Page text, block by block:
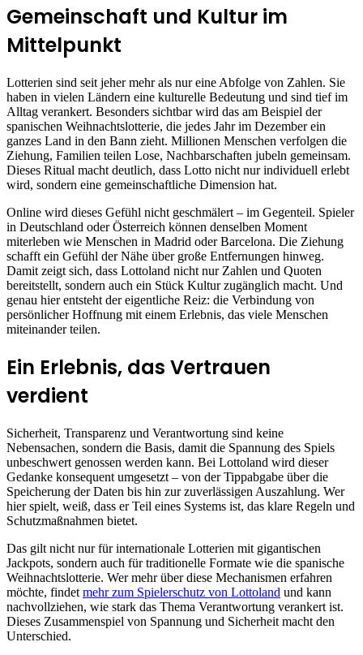
Gemeinschaft und Kultur im
Mittelpunkt
Lotterien sind seit jeher mehr als nur eine Abfolge von Zahlen. Sie
haben in vielen Ländern eine kulturelle Bedeutung und sind tief im
Alltag verankert. Besonders sichtbar wird das am Beispiel der
spanischen Weihnachtslotterie, die jedes Jahr im Dezember ein
ganzes Land in den Bann zieht. Millionen Menschen verfolgen die
Ziehung, Familien teilen Lose, Nachbarschaften jubeln gemeinsam.
Dieses Ritual macht deutlich, dass Lotto nicht nur individuell erlebt
wird, sondern eine gemeinschaftliche Dimension hat.
Online wird dieses Gefühl nicht geschmälert – im Gegenteil. Spieler
in Deutschland oder Österreich können denselben Moment
miterleben wie Menschen in Madrid oder Barcelona. Die Ziehung
schafft ein Gefühl der Nähe über große Entfernungen hinweg.
Damit zeigt sich, dass Lottoland nicht nur Zahlen und Quoten
bereitstellt, sondern auch ein Stück Kultur zugänglich macht. Und
genau hier entsteht der eigentliche Reiz: die Verbindung von
persönlicher Hoffnung mit einem Erlebnis, das viele Menschen
miteinander teilen.
Ein Erlebnis, das Vertrauen
verdient
Sicherheit, Transparenz und Verantwortung sind keine
Nebensachen, sondern die Basis, damit die Spannung des Spiels
unbeschwert genossen werden kann. Bei Lottoland wird dieser
Gedanke konsequent umgesetzt – von der Tippabgabe über die
Speicherung der Daten bis hin zur zuverlässigen Auszahlung. Wer
hier spielt, weiß, dass er Teil eines Systems ist, das klare Regeln und
Schutzmaßnahmen bietet.
Das gilt nicht nur für internationale Lotterien mit gigantischen
Jackpots, sondern auch für traditionelle Formate wie die spanische
Weihnachtslotterie. Wer mehr über diese Mechanismen erfahren
möchte, findet mehr zum Spielerschutz von Lottoland und kann
nachvollziehen, wie stark das Thema Verantwortung verankert ist.
Dieses Zusammenspiel von Spannung und Sicherheit macht den
Unterschied.